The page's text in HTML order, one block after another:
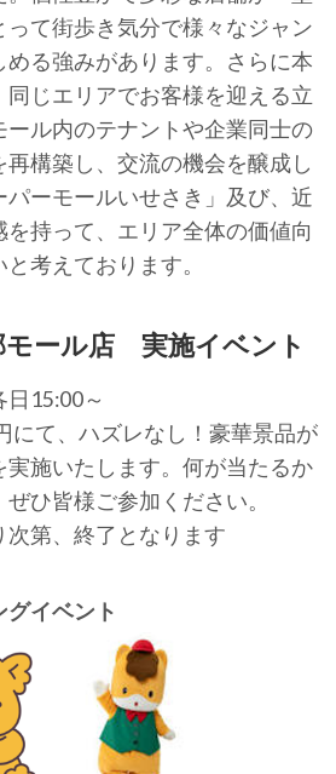
て街歩き気分で様々なジャン
める強みがあります。さらに本
同じエリアでお客様を迎える立
ル内のテナントや企業同士の
構築し、交流の機会を醸成し
ーモールいせさき」及び、近
持って、エリア全体の価値向
考えております。
モール店 実施イベント
15:00～
て、ハズレなし！豪華景品が
実施いたします。何が当たるか
ひ皆様ご参加ください。
第、終了となります
イベント